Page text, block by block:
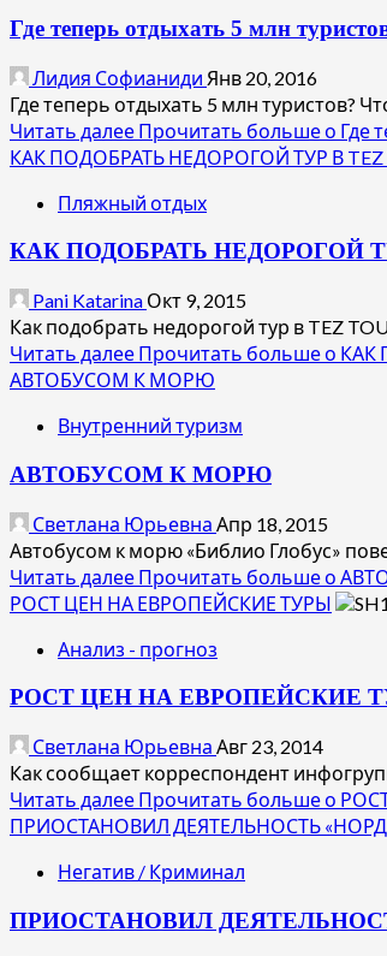
Где теперь отдыхать 5 млн
Лидия Софианиди Янв 20, 2016
Где теперь отдыхать 5 млн туристов?
Читать далее Прочитать больше о Где
КАК ПОДОБРАТЬ НЕДОРОГОЙ ТУР В TEZ
Пляжный отдых
КАК ПОДОБРАТЬ НЕДОРОГОЙ
Pani Katarina Окт 9, 2015
Как подобрать недорогой тур в TEZ
Читать далее Прочитать больше о
АВТОБУСОМ К МОРЮ
Внутренний туризм
АВТОБУСОМ К МОРЮ
Светлана Юрьевна Апр 18, 2015
Автобусом к морю «Библио Глобус»
Читать далее Прочитать больше о
РОСТ ЦЕН НА ЕВРОПЕЙСКИЕ ТУРЫ
Анализ - прогноз
РОСТ ЦЕН НА ЕВРОПЕЙСКИЕ
Светлана Юрьевна Авг 23, 2014
Как сообщает корреспондент
Читать далее Прочитать больше о
ПРИОСТАНОВИЛ ДЕЯТЕЛЬНОСТЬ
Негатив / Криминал
ПРИОСТАНОВИЛ